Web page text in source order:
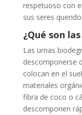
respetuoso con
sus seres
¿Qué son
Las urnas
descomponerse
colocan en el
materiales
fibra de coco o
descomponen